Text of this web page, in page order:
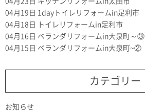
04月19日 1dayトイレリフォームin足利市
04月18日
トイレリフォームin足利市
04月16日 ベランダリフォームin大泉町～③
04月15日 ベランダリフォームin大泉町~②
カテゴリー
お知らせ